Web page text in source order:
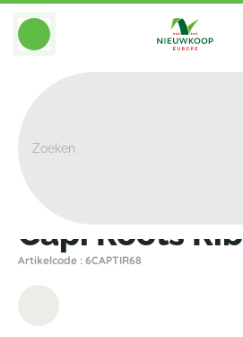
BACK
Capi Roots Rib
Artikelcode : 6CAPTIR68